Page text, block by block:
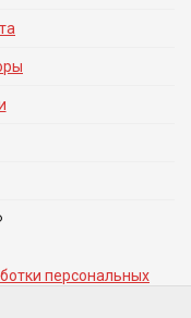
персональных